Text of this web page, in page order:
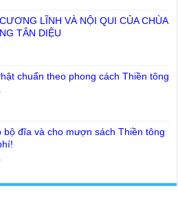
LĨNH VÀ NỘI QUI CỦA CHÙA
TÂN DIỆU
chuẩn theo phong cách Thiền tông
bộ đĩa và cho mượn sách Thiền tông